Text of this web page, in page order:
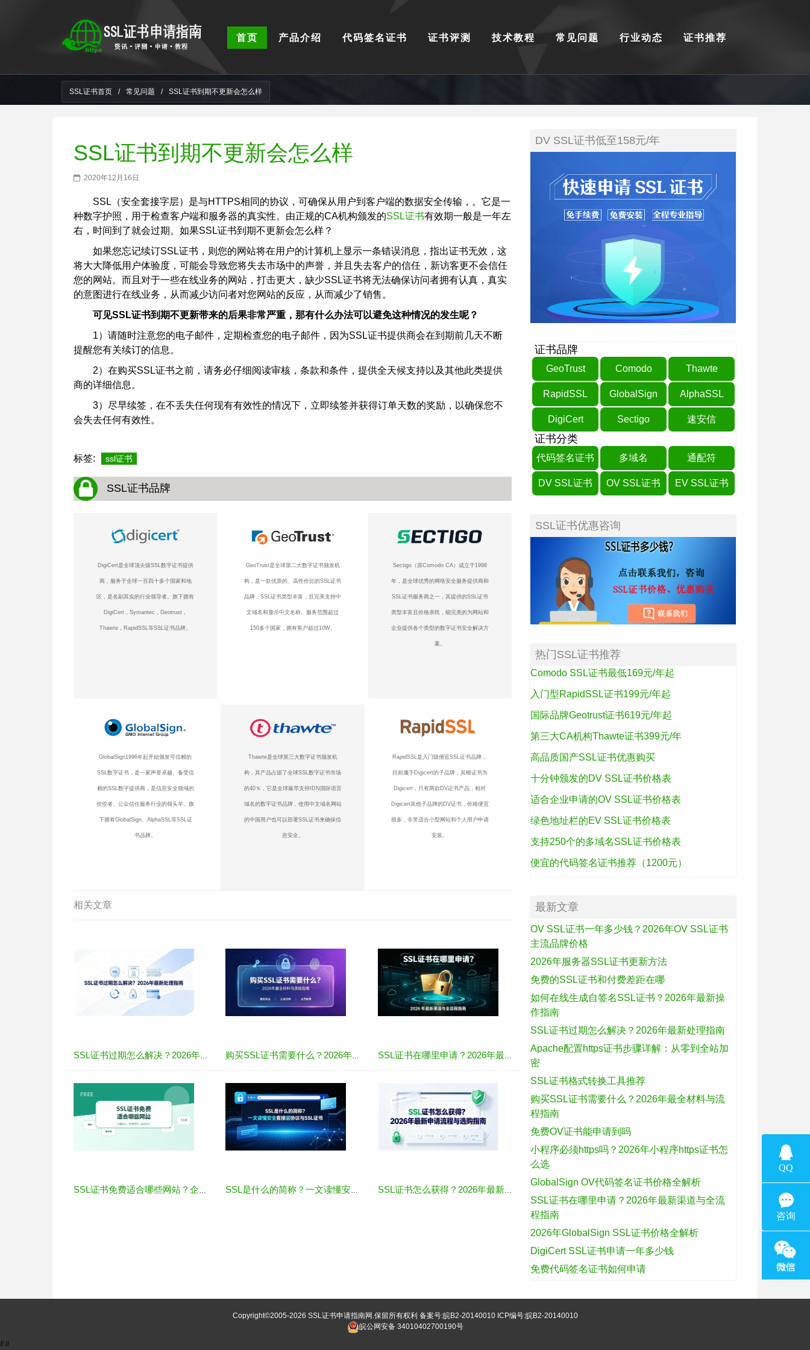
首页 产品介绍 代码签名证书 证书评测 技术教程 常见问题 行业动态 证书推荐
SSL证书首页 / 常见问题 / SSL证书到期不更新会怎么样
SSL证书到期不更新会怎么样
2020年12月16日
SSL（安全套接字层）是与HTTPS相同的协议，可确保从用户到客户端的数据安全传输，。它是一
种数字护照，用于检查客户端和服务器的真实性。由正规的CA机构颁发的SSL证书有效期一般是一年左
右，时间到了就会过期。如果SSL证书到期不更新会怎么样？
如果您忘记续订SSL证书，则您的网站将在用户的计算机上显示一条错误消息，指出证书无效，这
将大大降低用户体验度，可能会导致您将失去市场中的声誉，并且失去客户的信任，新访客更不会信任
您的网站。而且对于一些在线业务的网站，打击更大，缺少SSL证书将无法确保访问者拥有认真，真实
的意图进行在线业务，从而减少访问者对您网站的反应，从而减少了销售。
可见SSL证书到期不更新带来的后果非常严重，那有什么办法可以避免这种情况的发生呢？
1）请随时注意您的电子邮件，定期检查您的电子邮件，因为SSL证书提供商会在到期前几天不断
提醒您有关续订的信息。
2）在购买SSL证书之前，请务必仔细阅读审核，条款和条件，提供全天候支持以及其他此类提供
商的详细信息。
3）尽早续签，在不丢失任何现有有效性的情况下，立即续签并获得订单天数的奖励，以确保您不
会失去任何有效性。
标签: ssl证书
SSL证书品牌
DigiCert是全球顶尖级SSL数字证书提供
商，服务于全球一百四十多个国家和地
区，是名副其实的行业领导者。旗下拥有
DigiCert，Symantec，Geotrust，
Thawte，RapidSSL等SSL证书品牌。
GeoTrust是全球第二大数字证书颁发机
构，是一款优质的、高性价比的SSL证书
品牌，SSL证书类型丰富，且完美支持中
文域名和显示中文名称。服务范围超过
150多个国家，拥有客户超过10W。
Sectigo（原Comodo CA）成立于1998
年，是全球优秀的网络安全服务提供商和
SSL证书服务商之一，其提供的SSL证书
类型丰富且价格亲民，能完美的为网站和
企业提供各个类型的数字证书安全解决方
案。
GlobalSign1996年起开始颁发可信赖的
SSL数字证书，是一家声誉卓越、备受信
赖的SSL数字提供商，是信息安全领域的
佼佼者、公众信任服务行业的领头羊。旗
下拥有GlobalSign、AlphaSSL等SSL证
书品牌。
Thawte是全球第三大数字证书颁发机
构，其产品占据了全球SSL数字证书市场
的40％，它是全球最早支持IDN国际语言
域名的数字证书品牌，使用中文域名网站
的中国用户也可以部署SSL证书来确保信
息安全。
RapidSSL是入门级便宜SSL证书品牌，
目前属于Digicert的子品牌，其根证书为
Digicert，只有两款DV证书产品，相对
Digicert其他子品牌的DV证书，价格便宜
很多，非常适合小型网站和个人用户申请
安装。
相关文章
SSL证书在哪里申请？2026年最新渠道与全流程指南
SSL证书怎么获得？2026年最新申请流程与选购指南
DV SSL证书低至158元/年
证书品牌
GeoTrust Comodo Thawte
RapidSSL GlobalSign AlphaSSL
DigiCert Sectigo 速安信
证书分类
代码签名证书 多域名 通配符
DV SSL证书 OV SSL证书 EV SSL证书
SSL证书优惠咨询
热门SSL证书推荐
Comodo SSL证书最低169元/年起
入门型RapidSSL证书199元/年起
国际品牌Geotrust证书619元/年起
第三大CA机构Thawte证书399元/年
高品质国产SSL证书优惠购买
十分钟颁发的DV SSL证书价格表
适合企业申请的OV SSL证书价格表
绿色地址栏的EV SSL证书价格表
支持250个的多域名SSL证书价格表
便宜的代码签名证书推荐（1200元）
最新文章
OV SSL证书一年多少钱？2026年OV SSL证书
主流品牌价格
2026年服务器SSL证书更新方法
免费的SSL证书和付费差距在哪
如何在线生成自签名SSL证书？2026年最新操
作指南
SSL证书过期怎么解决？2026年最新处理指南
Apache配置https证书步骤详解：从零到全站加
密
SSL证书格式转换工具推荐
购买SSL证书需要什么？2026年最全材料与流
程指南
免费OV证书能申请到吗
小程序必须https吗？2026年小程序https证书怎
么选
GlobalSign OV代码签名证书价格全解析
SSL证书在哪里申请？2026年最新渠道与全流
程指南
2026年GlobalSign SSL证书价格全解析
DigiCert SSL证书申请一年多少钱
免费代码签名证书如何申请
Copyright©2005-2026 SSL证书申请指南网 .保留所有权利 备案号:皖B2-20140010ICP编号:皖B2-20140010
皖公网安备 34010402700190号
// //